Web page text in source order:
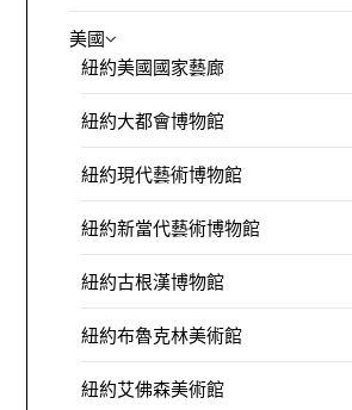
美國
紐約美國國家藝廊
紐約大都會博物館
紐約現代藝術博物館
紐約新當代藝術博物館
紐約古根漢博物館
紐約布魯克林美術館
紐約艾佛森美術館